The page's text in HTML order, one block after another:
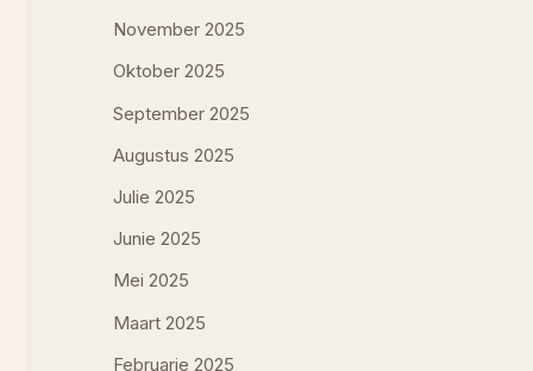
November 2025
Oktober 2025
September 2025
Augustus 2025
Julie 2025
Junie 2025
Mei 2025
Maart 2025
Februarie 2025